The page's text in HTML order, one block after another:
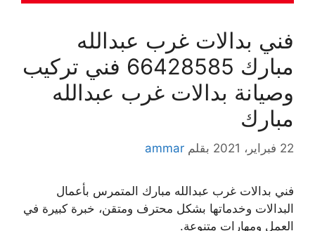
فني بدالات غرب عبدالله
مبارك 66428585 فني تركيب
وصيانة بدالات غرب عبدالله
مبارك
22 فبراير، 2021 بقلم ammar
فني بدالات غرب عبدالله مبارك المتمرس بأعمال
البدالات وخدماتها بشكل محترف ومتقن، خبرة كبيرة في
العمل ومهارات متنوعة.